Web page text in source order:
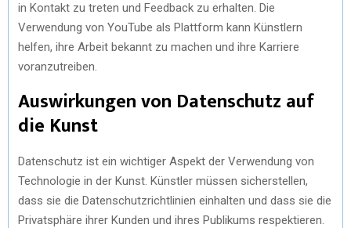
in Kontakt zu treten und Feedback zu erhalten. Die
Verwendung von YouTube als Plattform kann Künstlern
helfen, ihre Arbeit bekannt zu machen und ihre Karriere
voranzutreiben.
Auswirkungen von Datenschutz auf
die Kunst
Datenschutz ist ein wichtiger Aspekt der Verwendung von
Technologie in der Kunst. Künstler müssen sicherstellen,
dass sie die Datenschutzrichtlinien einhalten und dass sie die
Privatsphäre ihrer Kunden und ihres Publikums respektieren.